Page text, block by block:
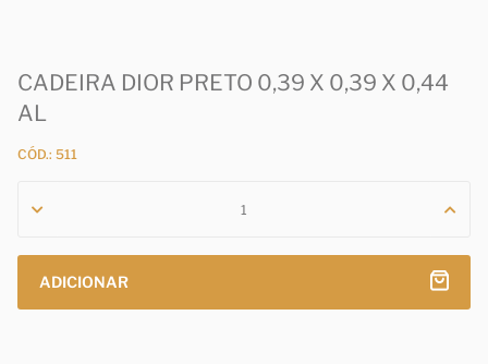
CADEIRA DIOR PRETO 0,39 X 0,39 X 0,44
AL
CÓD.: 511
ADICIONAR